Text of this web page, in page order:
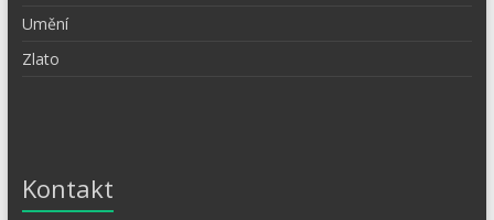
Umění
Zlato
Kontakt